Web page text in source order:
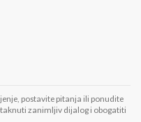
postavite pitanja ili ponudite
zanimljiv dijalog i obogatiti